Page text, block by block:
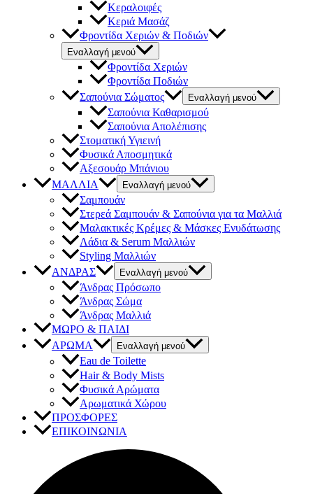
Κεραλοιφές
Κεριά Μασάζ
Φροντίδα Χεριών & Ποδιών
Εναλλαγή μενού
Φροντίδα Χεριών
Φροντίδα Ποδιών
Σαπούνια Σώματος
Εναλλαγή μενού
Σαπούνια Καθαρισμού
Σαπούνια Απολέπισης
Στοματική Υγιεινή
Φυσικά Αποσμητικά
Αξεσουάρ Μπάνιου
ΜΑΛΛΙΑ
Εναλλαγή μενού
Σαμπουάν
Στερεά Σαμπουάν & Σαπούνια για τα Μαλλιά
Μαλακτικές Κρέμες & Μάσκες Ενυδάτωσης
Λάδια & Serum Μαλλιών
Styling Μαλλιών
ΑΝΔΡΑΣ
Εναλλαγή μενού
Άνδρας Πρόσωπο
Άνδρας Σώμα
Άνδρας Μαλλιά
ΜΩΡΟ & ΠΑΙΔΙ
ΑΡΩΜΑ
Εναλλαγή μενού
Eau de Toilette
Hair & Body Mists
Φυσικά Αρώματα
Αρωματικά Χώρου
ΠΡΟΣΦΟΡΕΣ
ΕΠΙΚΟΙΝΩΝΙΑ